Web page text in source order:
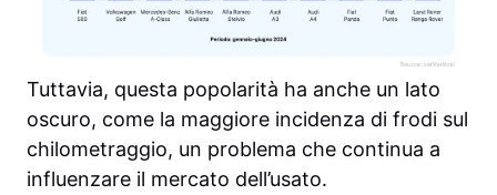
Tuttavia, questa popolarità ha anche un lato
oscuro, come la maggiore incidenza di frodi sul
chilometraggio, un problema che continua a
influenzare il mercato dell’usato.